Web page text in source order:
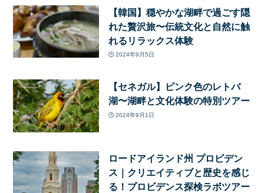
【韓国】穏やかな湖畔で過ごす隠
れた贅沢旅〜伝統文化と自然に触
れるリラックス体験
2024年9月5日
【セネガル】ピンク色のレトバ
湖〜湖畔と文化体験の特別ツアー
2024年9月1日
ロードアイランド州 プロビデン
ス｜クリエイティブと歴史を感じ
る！プロビデンス探検ラボツアー